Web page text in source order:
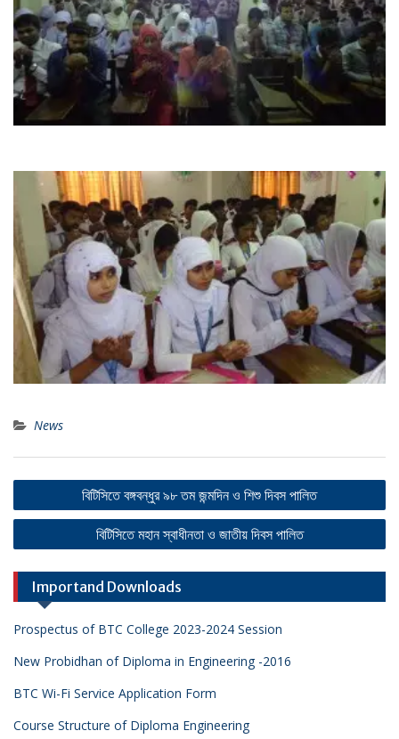
News
Post
navigation
বিটিসিতে বঙ্গবন্ধুর ৯৮ তম জন্মদিন ও শিশু দিবস পালিত
বিটিসিতে মহান স্বাধীনতা ও জাতীয় দিবস পালিত
Importand Downloads
Prospectus of BTC College 2023-2024 Session
New Probidhan of Diploma in Engineering -2016
BTC Wi-Fi Service Application Form
Course Structure of Diploma Engineering